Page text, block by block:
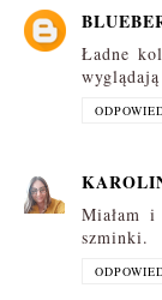
Ładne
Miałam
szminki.